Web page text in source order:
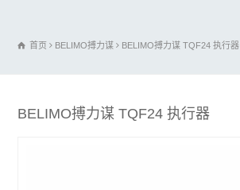
首页 BELIMO搏力谋 BELIMO搏力谋 TQF24 执行器
BELIMO搏力谋 TQF24 执行器